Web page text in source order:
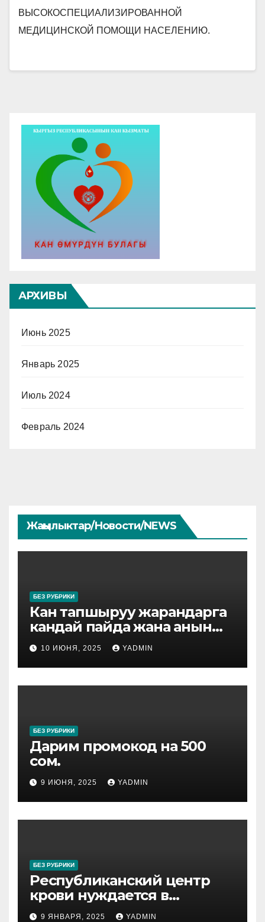
ВЫСОКОСПЕЦИАЛИЗИРОВАННОЙ
МЕДИЦИНСКОЙ ПОМОЩИ НАСЕЛЕНИЮ.
АРХИВЫ
Июнь 2025
Январь 2025
Июль 2024
Февраль 2024
Жаңылыктар/Новости/NEWS
БЕЗ РУБРИКИ
Кан тапшыруу жарандарга
кандай пайда жана анын
жол жоболору.
10 ИЮНЯ, 2025 YADMIN
БЕЗ РУБРИКИ
Дарим промокод на 500
сом.
9 ИЮНЯ, 2025 YADMIN
БЕЗ РУБРИКИ
Республиканский центр
крови нуждается в
поддержке населения!
9 ЯНВАРЯ, 2025 YADMIN